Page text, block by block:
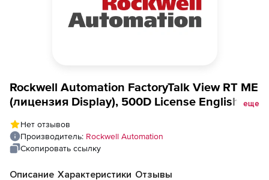
Rockwell Automation FactoryTalk View RT ME
(лицензия Display), 500D License English
еще
Нет отзывов
Производитель: Rockwell Automation
Скопировать ссылку
Описание Характеристики Отзывы